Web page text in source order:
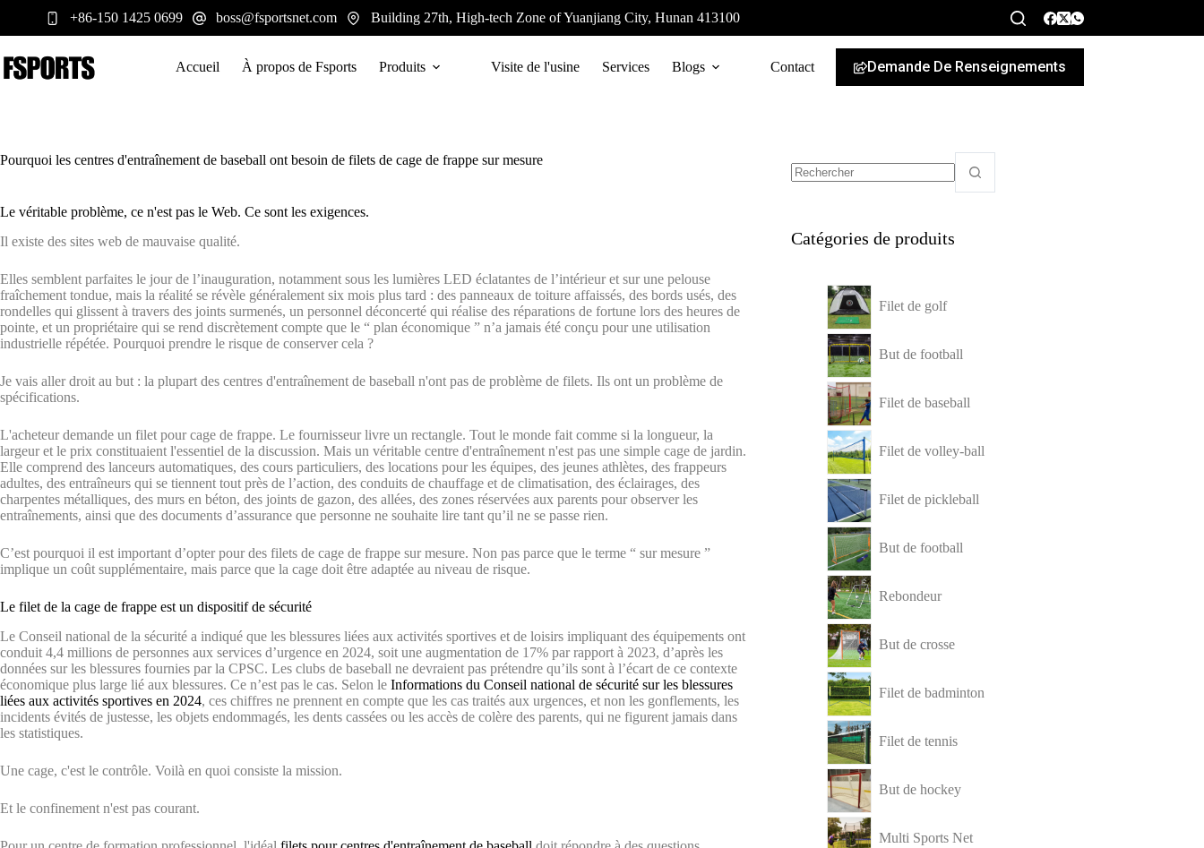
contenu
+86-150 1425 0699 boss@fsportsnet.com Building 27th, High-tech Zone of Yuanjiang City, Hunan 413100
Accueil À propos de Fsports Produits Visite de l'usine Services Blogs Contact French
Demande De Renseignements
Pourquoi les centres d'entraînement de baseball ont besoin de filets de cage de frappe sur mesure
Le véritable problème, ce n'est pas le Web. Ce sont les exigences.
Il existe des sites web de mauvaise qualité.
Elles semblent parfaites le jour de l’inauguration, notamment sous les lumières LED éclatantes de l’intérieur et sur une pelouse
fraîchement tondue, mais la réalité se révèle généralement six mois plus tard : des panneaux de toiture affaissés, des bords usés, des
rondelles qui glissent à travers des joints surmenés, un personnel déconcerté qui réalise des réparations de fortune lors des heures de
pointe, et un propriétaire qui se rend discrètement compte que le “ plan économique ” n’a jamais été conçu pour une utilisation
industrielle répétée. Pourquoi prendre le risque de conserver cela ?
Je vais aller droit au but : la plupart des centres d'entraînement de baseball n'ont pas de problème de filets. Ils ont un problème de
spécifications.
L'acheteur demande un filet pour cage de frappe. Le fournisseur livre un rectangle. Tout le monde fait comme si la longueur, la
largeur et le prix constituaient l'essentiel de la discussion. Mais un véritable centre d'entraînement n'est pas une simple cage de jardin.
Elle comprend des lanceurs automatiques, des cours particuliers, des locations pour les équipes, des jeunes athlètes, des frappeurs
adultes, des entraîneurs qui se tiennent tout près de l’action, des conduits de chauffage et de climatisation, des éclairages, des
charpentes métalliques, des murs en béton, des joints de gazon, des allées, des zones réservées aux parents pour observer les
entraînements, ainsi que des documents d’assurance que personne ne souhaite lire tant qu’il ne se passe rien.
C’est pourquoi il est important d’opter pour des filets de cage de frappe sur mesure. Non pas parce que le terme “ sur mesure ”
implique un coût supplémentaire, mais parce que la cage doit être adaptée au niveau de risque.
Le filet de la cage de frappe est un dispositif de sécurité
Le Conseil national de la sécurité a indiqué que les blessures liées aux activités sportives et de loisirs impliquant des équipements ont
conduit 4,4 millions de personnes aux services d’urgence en 2024, soit une augmentation de 17% par rapport à 2023, d’après les
données sur les blessures fournies par la CPSC. Les clubs de baseball ne devraient pas prétendre qu’ils sont à l’écart de ce contexte
économique plus large lié aux blessures. Ce n’est pas le cas. Selon le Informations du Conseil national de sécurité sur les blessures
liées aux activités sportives en 2024, ces chiffres ne prennent en compte que les cas traités aux urgences, et non les gonflements, les
incidents évités de justesse, les objets endommagés, les dents cassées ou les accès de colère des parents, qui ne figurent jamais dans
les statistiques.
Une cage, c'est le contrôle. Voilà en quoi consiste la mission.
Et le confinement n'est pas courant.
Catégories de produits
Filet de golf
But de football
Filet de baseball
Filet de volley-ball
Filet de pickleball
But de football
Rebondeur
But de crosse
Filet de badminton
Filet de tennis
But de hockey
Multi Sports Net